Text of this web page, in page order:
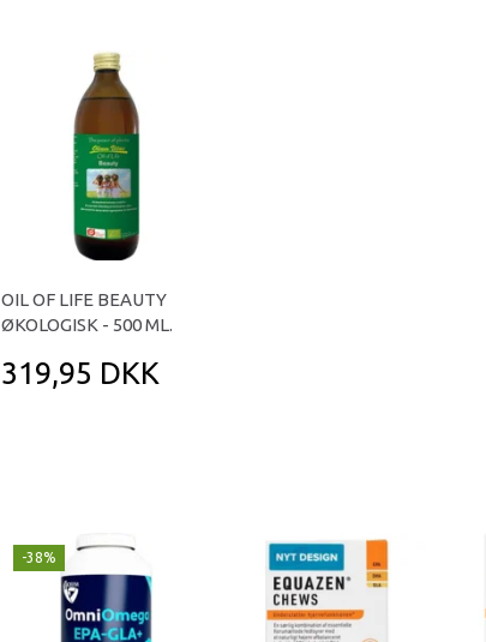
OIL OF LIFE BEAUTY
ØKOLOGISK - 500 ML.
319,95 DKK
-38%